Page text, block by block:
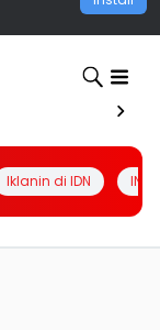
Iklanin di IDN